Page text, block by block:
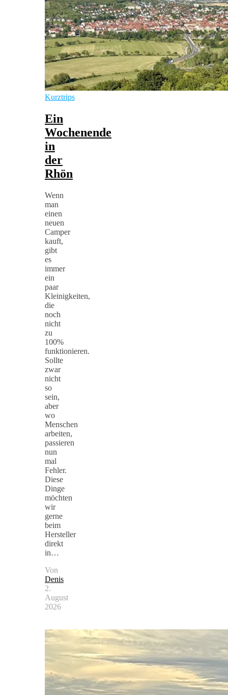
Kurztrips
Ein
Wochenende
in
der
Rhön
Wenn
man
einen
neuen
Camper
kauft,
gibt
es
immer
ein
paar
Kleinigkeiten,
die
noch
nicht
zu
100%
funktionieren.
Sollte
zwar
nicht
so
sein,
aber
wo
Menschen
arbeiten,
passieren
nun
mal
Fehler.
Diese
Dinge
möchten
wir
gerne
beim
Hersteller
direkt
in…
Von
Denis
2.
August
2026